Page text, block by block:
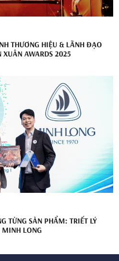
THƯƠNG HIỆU & LÃNH ĐẠO
XUÂN AWARDS 2025
TỪNG SẢN PHẨM: TRIẾT LÝ
MINH LONG